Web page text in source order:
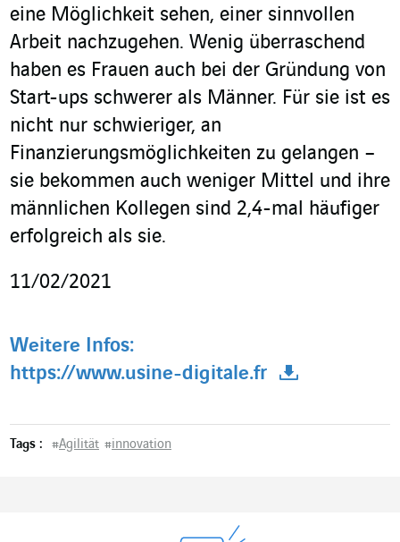
eine Möglichkeit sehen, einer sinnvollen
Arbeit nachzugehen. Wenig überraschend
haben es Frauen auch bei der Gründung von
Start-ups schwerer als Männer. Für sie ist es
nicht nur schwieriger, an
Finanzierungsmöglichkeiten zu gelangen –
sie bekommen auch weniger Mittel und ihre
männlichen Kollegen sind 2,4-mal häufiger
erfolgreich als sie.
11/02/2021
Weitere Infos:
https://www.usine-digitale.fr
Tags : #Agilität #innovation